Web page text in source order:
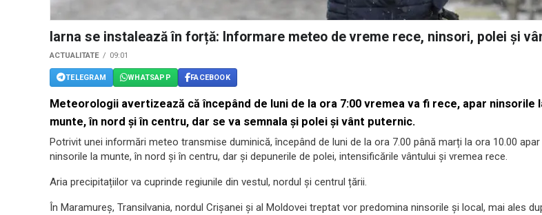
Iarna se instalează în forță: Informare meteo de vreme rece, ninsori, polei și
ACTUALITATE 09:01
TELEGRAM WHATSAPP FACEBOOK
Meteorologii avertizează că începând de luni de la ora 7:00 vremea va fi rece, apar ninsorile
munte, în nord și în centru, dar se va semnala și polei și vânt puternic.
Potrivit unei informări meteo transmise duminică, începând de luni de la ora 7.00 până marți la ora 10.00 apar
ninsorile la munte, în nord și în centru, dar și depunerile de polei, intensificările vântului și vremea rece.
Aria precipitațiilor va cuprinde regiunile din vestul, nordul și centrul țării.
În Maramureș, Transilvania, nordul Crișanei și al Moldovei treptat vor predomina ninsorile și local, mai ales